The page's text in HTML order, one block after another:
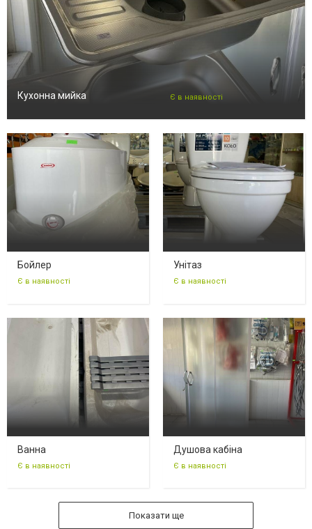
Кухонна мийка Є в наявності
Бойлер
Є в наявності
Унітаз
Є в наявності
Ванна
Є в наявності
Душова кабіна
Є в наявності
Показати ще